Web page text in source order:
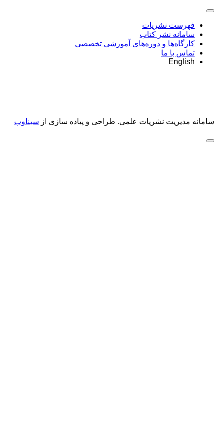
فهرست نشریات
سامانه نشر کتاب
کارگاه‌ها و دوره‌های آموزشی تخصصی
تماس با ما
English
سامانه مدیریت نشریات علمی. طراحی و پیاده سازی از سیناوب